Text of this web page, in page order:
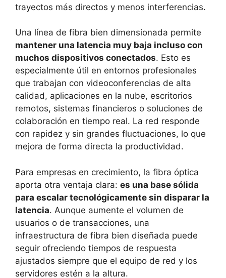
trayectos más directos y menos interferencias.
Una línea de fibra bien dimensionada permite
mantener una latencia muy baja incluso con
muchos dispositivos conectados. Esto es
especialmente útil en entornos profesionales
que trabajan con videoconferencias de alta
calidad, aplicaciones en la nube, escritorios
remotos, sistemas financieros o soluciones de
colaboración en tiempo real. La red responde
con rapidez y sin grandes fluctuaciones, lo que
mejora de forma directa la productividad.
Para empresas en crecimiento, la fibra óptica
aporta otra ventaja clara: es una base sólida
para escalar tecnológicamente sin disparar la
latencia. Aunque aumente el volumen de
usuarios o de transacciones, una
infraestructura de fibra bien diseñada puede
seguir ofreciendo tiempos de respuesta
ajustados siempre que el equipo de red y los
servidores estén a la altura.